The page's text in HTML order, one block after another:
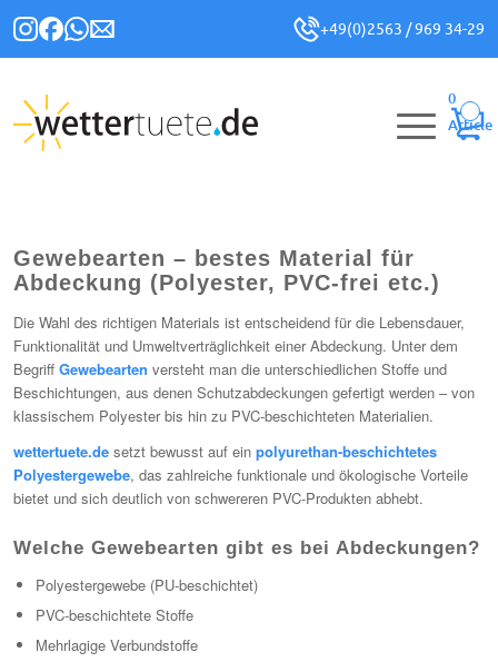
+49(0)2563 / 969 34-29
0
Article
Gewebearten – bestes Material für
Abdeckung (Polyester, PVC-frei etc.)
Die Wahl des richtigen Materials ist entscheidend für die Lebensdauer,
Funktionalität und Umweltverträglichkeit einer Abdeckung. Unter dem
Begriff Gewebearten versteht man die unterschiedlichen Stoffe und
Beschichtungen, aus denen Schutzabdeckungen gefertigt werden – von
klassischem Polyester bis hin zu PVC-beschichteten Materialien.
wettertuete.de setzt bewusst auf ein polyurethan-beschichtetes
Polyestergewebe, das zahlreiche funktionale und ökologische Vorteile
bietet und sich deutlich von schwereren PVC-Produkten abhebt.
Welche Gewebearten gibt es bei Abdeckungen?
Polyestergewebe (PU-beschichtet)
PVC-beschichtete Stoffe
Mehrlagige Verbundstoffe